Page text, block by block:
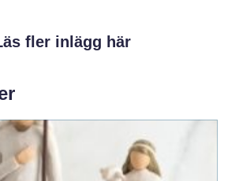
fler inlägg här